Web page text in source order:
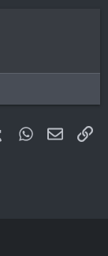
Tumblr WhatsApp